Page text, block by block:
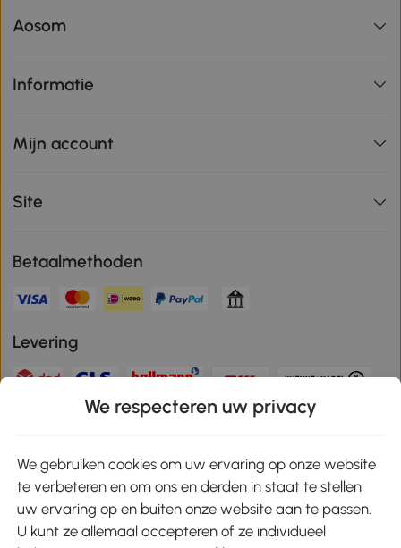
Aosom
Informatie
Mijn account
Site
Betaalmethoden
Levering
Download de app en ontvang 10% korting!
We respecteren uw privacy
We gebruiken cookies om uw ervaring op onze website
te verbeteren en om ons en derden in staat te stellen
uw ervaring op en buiten onze website aan te passen.
U kunt ze allemaal accepteren of ze individueel